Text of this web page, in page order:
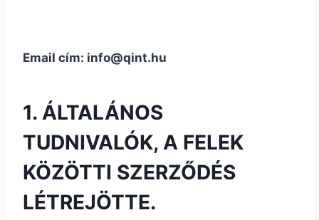
Email cím: info@qint.hu
1. ÁLTALÁNOS
TUDNIVALÓK, A FELEK
KÖZÖTTI SZERZŐDÉS
LÉTREJÖTTE.